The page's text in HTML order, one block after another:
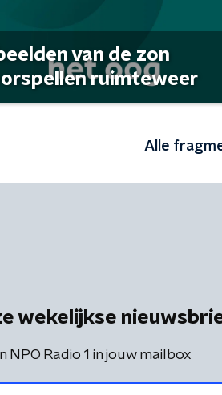
van de zon
ruimteweer
Alle
wekelijkse
Radio 1 in jouw mailbox